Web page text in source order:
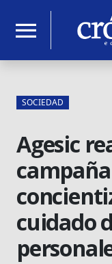
menu
SOCIEDAD
Agesic
cuidado